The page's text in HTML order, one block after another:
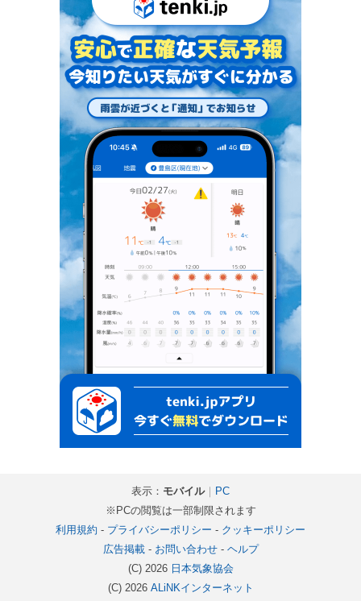
表示： モバイル｜
PC
※PCの閲覧は一部制限されます
利用規約 - プライバシーポリシー - クッキーポリシー
広告掲載- お問い合わせ- ヘルプ
(C) 2026 日本気象協会
(C) 2026 ALiNKインターネット